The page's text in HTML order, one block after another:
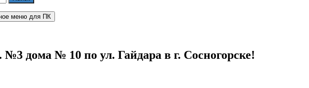
меню для ПК
дома № 10 по ул. Гайдара в г. Сосногорске!